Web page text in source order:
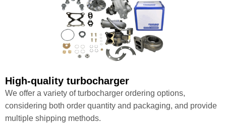
High-quality turbocharger
We offer a variety of turbocharger ordering options,
considering both order quantity and packaging, and provide
multiple shipping methods.